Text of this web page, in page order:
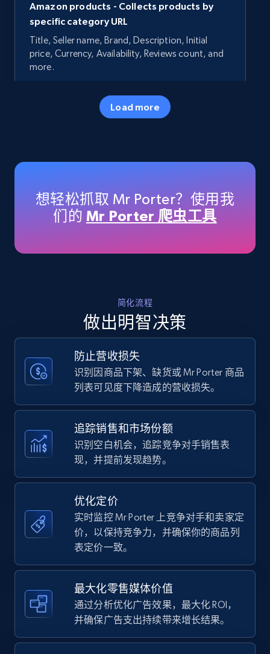
Amazon products - Collects products by
specific category URL
Title, Seller name, Brand, Description, Initial
price, Currency, Availability, Reviews count, and
more.
5.7K+
Title, Seller name, Brand, Description, Initial
price, Currency, Availability, Reviews count, and
more.
35.2K+ 5.7K+ 立即开始
Amazon products - find products by using
upc numbers
price, Currency, Availability, Reviews count, and
more.
35.2K+ 5.7K+ 立即开始
Amazon Reviews
URL, Product name, Product rating, Product
rating object, Product rating max, Rating,
Author name, Asin, and more.
7.4K+ 870+
Walmart - products
URL, Final price, Sku, Currency, Gtin,
more.
Load more
想轻松抓取 Mr Porter？使用我
们的 Mr Porter 爬虫工具
简化流程
做出明智决策
防止营收损失
识别因商品下架、缺货或 Mr Porter 商品
列表可见度下降造成的营收损失。
追踪销售和市场份额
识别空白机会，追踪竞争对手销售表
现，并提前发现趋势。
优化定价
实时监控 Mr Porter 上竞争对手和卖家定
价，以保持竞争力，并确保你的商品列
表定价一致。
最大化零售媒体价值
通过分析优化广告效果，最大化 ROI，
并确保广告支出持续带来增长结果。